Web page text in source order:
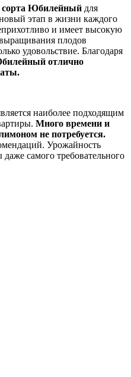
сорта Юбилейный для
этап в жизни каждого
и имеет высокую
плодов
удовольствие. Благодаря
отлично
наиболее подходящим
Много времени и
не потребуется.
Урожайность
даже самого требовательного